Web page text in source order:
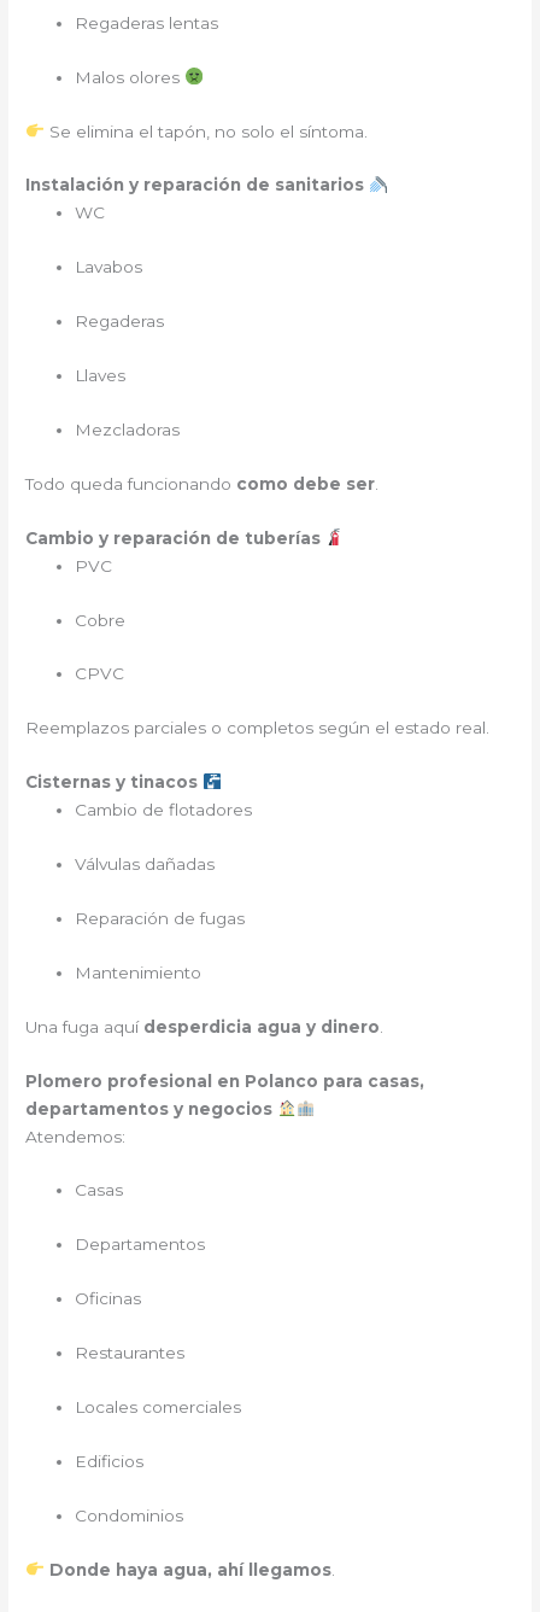
Regaderas lentas
Malos olores
Se elimina el tapón, no solo el síntoma.
Instalación y reparación de sanitarios
WC
Lavabos
Regaderas
Llaves
Mezcladoras
Todo queda funcionando como debe ser
Cambio y reparación de tuberías
PVC
Cobre
CPVC
Reemplazos parciales o completos según el estado real.
Cisternas y tinacos
Cambio de flotadores
Válvulas dañadas
Reparación de fugas
Mantenimiento
Una fuga aquí desperdicia agua y dinero
Plomero profesional en Polanco para casas,
departamentos y negocios
Atendemos:
Casas
Departamentos
Oficinas
Restaurantes
Locales comerciales
Edificios
Condominios
Donde haya agua, ahí llegamos.